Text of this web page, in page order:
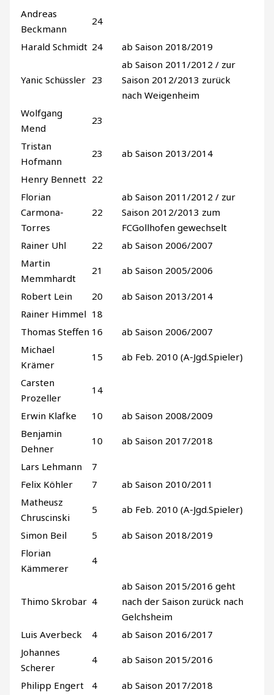
Andreas
Beckmann
24
Harald Schmidt 24 ab Saison 2018/2019
Yanic Schüssler 23
ab Saison 2011/2012 / zur
Saison 2012/2013 zurück
nach Weigenheim
Wolfgang
Mend
23
Tristan
Hofmann
23 ab Saison 2013/2014
Henry Bennett 22
Florian
Carmona-
Torres
22
ab Saison 2011/2012 / zur
Saison 2012/2013 zum
FCGollhofen gewechselt
Rainer Uhl
22
ab Saison 2006/2007
Martin
Memmhardt
21 ab Saison 2005/2006
Robert Lein 20
ab Saison 2013/2014
Rainer Himmel 18
Thomas Steffen 16
ab Saison 2006/2007
Michael
Krämer
15 ab Feb. 2010 (A-Jgd.Spieler)
Carsten
Prozeller
14
Erwin Klafke 10
ab Saison 2008/2009
Benjamin
Dehner
10 ab Saison 2017/2018
Lars Lehmann
7
Felix Köhler
7
ab Saison 2010/2011
Matheusz
Chruscinski
5 ab Feb. 2010 (A-Jgd.Spieler)
Simon Beil 5
ab Saison 2018/2019
Florian
Kämmerer
4
Thimo Skrobar 4
ab Saison 2015/2016 geht
nach der Saison zurück nach
Gelchsheim
Luis Averbeck
4
ab Saison 2016/2017
Johannes
Scherer
4 ab Saison 2015/2016
Philipp Engert 4
ab Saison 2017/2018